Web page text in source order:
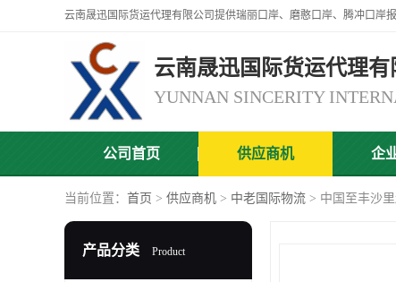
云南晟迅国际货运代理有
公司首页 供应商机 企
当前位置： 首页 > 供应商机 > 中老国际物流 > 中国至丰沙
产品分类 Product